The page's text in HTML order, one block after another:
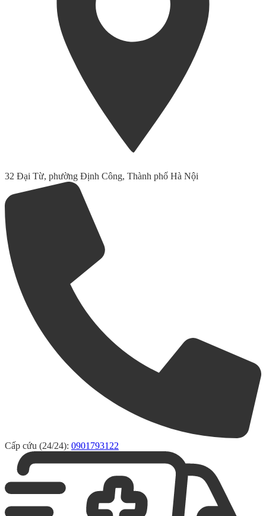
32 Đại Từ, phường Định Công, Thành phố Hà Nội
Cấp cứu (24/24): 0901793122